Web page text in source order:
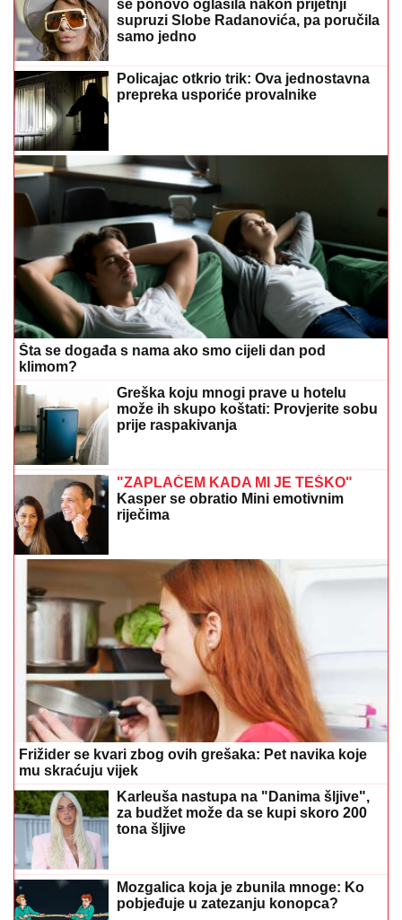
se ponovo oglasila nakon prijetnji
supruzi Slobe Radanovića, pa poručila
samo jedno
Policajac otkrio trik: Ova jednostavna
prepreka usporiće provalnike
Šta se događa s nama ako smo cijeli dan pod
klimom?
Greška koju mnogi prave u hotelu
može ih skupo koštati: Provjerite sobu
prije raspakivanja
"ZAPLAČEM KADA MI JE TEŠKO"
Kasper se obratio Mini emotivnim
riječima
Frižider se kvari zbog ovih grešaka: Pet navika koje
mu skraćuju vijek
Karleuša nastupa na "Danima šljive",
za budžet može da se kupi skoro 200
tona šljive
Mozgalica koja je zbunila mnoge: Ko
pobjeđuje u zatezanju konopca?